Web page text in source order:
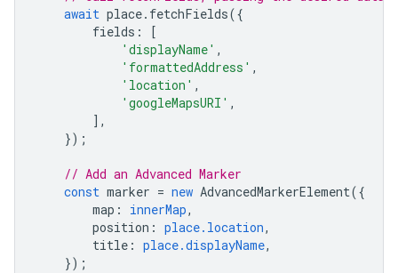
await place. fetchFields({
fields :
[
'displayName' ,
'formattedAddress' ,
'location' ,
'googleMapsURI' ,
],
});
// Add an Advanced Marker
const marker = new AdvancedMarkerElement({
map : innerMap,
position : place.location,
title : place.displayName,
});